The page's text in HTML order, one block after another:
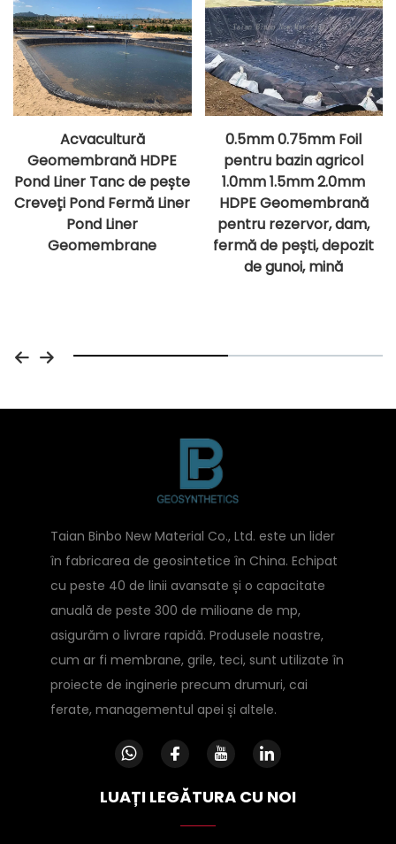
Acvacultură
Geomembrană HDPE
Pond Liner Tanc de pește
Creveți Pond Fermă Liner
Pond Liner
Geomembrane
0.5mm 0.75mm Foil
pentru bazin agricol
1.0mm 1.5mm 2.0mm
HDPE Geomembrană
pentru rezervor, dam,
fermă de pești, depozit
de gunoi, mină
Taian Binbo New Material Co., Ltd. este un lider
în fabricarea de geosintetice în China. Echipat
cu peste 40 de linii avansate și o capacitate
anuală de peste 300 de milioane de mp,
asigurăm o livrare rapidă. Produsele noastre,
cum ar fi membrane, grile, teci, sunt utilizate în
proiecte de inginerie precum drumuri, cai
ferate, managementul apei și altele.
LUAȚI LEGĂTURA CU NOI